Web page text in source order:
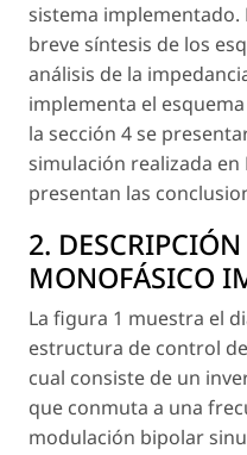
sistema implementado.
breve síntesis de los
análisis de la
implementa el
la sección 4 se
simulación realizada en
presentan las
2.
MONOFÁSICO
La figura 1 muestra el
estructura de control
cual consiste de un
que conmuta a una
modulación bipolar